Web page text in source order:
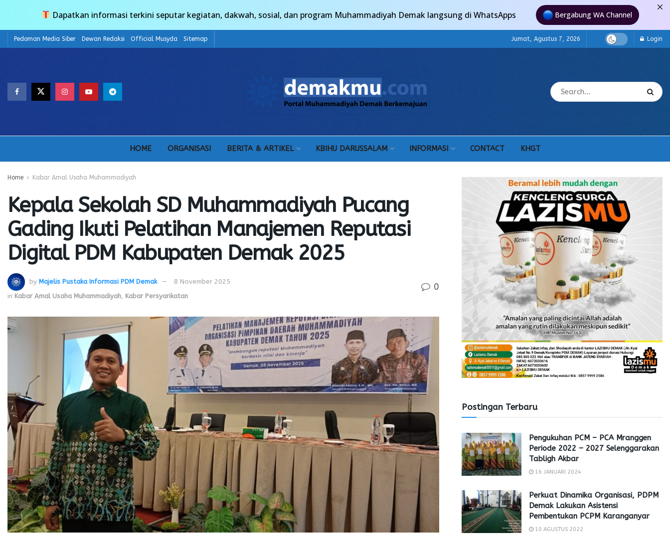
Dapatkan informasi terkini seputar kegiatan, dakwah, sosial, dan program Muhammadiyah Demak langsung di WhatsApps Bergabung WA Channel
Pedoman Media Siber Dewan Redaksi Official Musyda Sitemap Jumat, Agustus 7, 2026 Login
HOME ORGANISASI BERITA & ARTIKEL KBIHU DARUSSALAM INFORMASI CONTACT KHGT
Home Kabar Amal Usaha Muhammadiyah
Kepala Sekolah SD Muhammadiyah Pucang
Gading Ikuti Pelatihan Manajemen Reputasi
Digital PDM Kabupaten Demak 2025
by Majelis Pustaka Informasi PDM Demak
8 November 2025
in Kabar Amal Usaha Muhammadiyah Kabar Persyarikatan
0
Postingan Terbaru
Pengukuhan PCM – PCA Mranggen
Periode 2022 – 2027 Selenggarakan
Tabligh Akbar
16 JANUARI 2024
Perkuat Dinamika Organisasi, PDPM
Demak Lakukan Asistensi
Pembentukan PCPM Karanganyar
10 AGUSTUS 2022